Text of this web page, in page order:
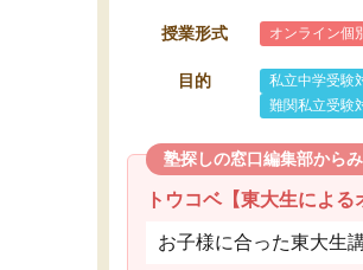
授業形式 オンライン個
目的 私立中学受験
難関私立受験
塾探しの窓口編集部から
トウコベ【東大生によ
お子様に合った東大生